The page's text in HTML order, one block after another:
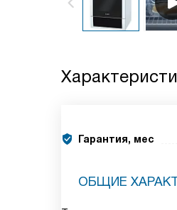
Гарантия, мес
ОБЩИЕ